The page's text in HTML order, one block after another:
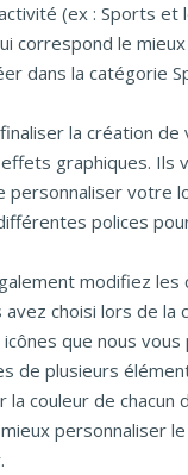
(ex : Sports et
correspond le
dans la catégorie
la création de
graphiques. Ils
votre
polices
modifiez les
avez choisi lors de la
que nous vous
de plusieurs
la couleur de chacun
personnaliser